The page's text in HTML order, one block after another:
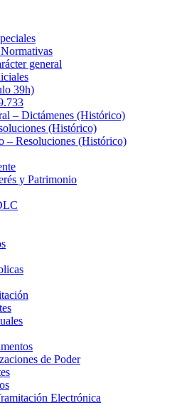
general
39h)
– Dictámenes (Histórico)
(Histórico)
– Resoluciones (Histórico)
y Patrimonio
de Poder
Electrónica